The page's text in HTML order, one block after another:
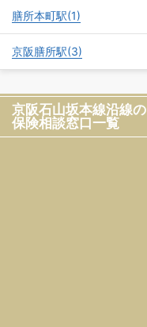
膳所本町駅(1)
京阪膳所駅(3)
京阪石山坂本線沿線の
保険相談窓口一覧